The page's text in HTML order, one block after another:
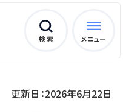
検 索 メニュー
更新日：2026年6月22日